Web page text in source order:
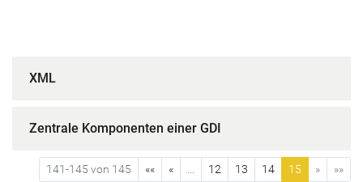
XML
Zentrale Komponenten einer GDI
141-145 von 145 «« « 12 13 14 15 » »»